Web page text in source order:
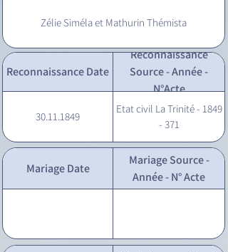
Zélie Siméla et Mathurin Thémista
Reconnaissance Date
Reconnaissance
Source - Année -
N°Acte
30.11.1849
Etat civil La Trinité - 1849
- 371
Mariage Date
Mariage Source -
Année - N° Acte